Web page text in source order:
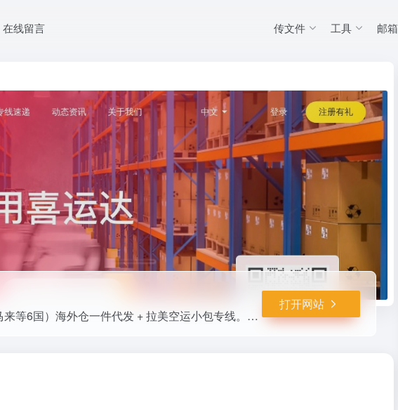
在线留言 传文件 工具 邮箱
跨境电商物流平台，专注东南亚（泰国/菲律宾/马来等6国）海外仓一件代发 + 拉美空运小包专线。支持TikTok Shop/Shopee/Lazada/Temu等，一站式双清包税、99.9%准时率。助力3000+卖家GMV增长，免费注册享VIP福利，适合跨境商家高效出海。
打开网站